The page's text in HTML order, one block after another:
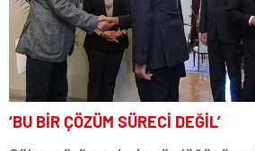
‘BU BİR ÇÖZÜM SÜRECİ DEĞİL’